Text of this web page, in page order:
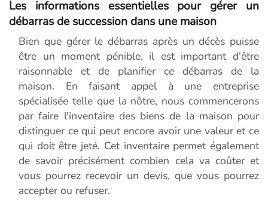
Les informations essentielles pour gérer un
débarras de succession dans une maison
Bien que gérer le débarras après un décès puisse
être un moment pénible, il est important d'être
raisonnable et de planifier ce débarras de la
maison. En faisant appel à une entreprise
spécialisée telle que la nôtre, nous commencerons
par faire l'inventaire des biens de la maison pour
distinguer ce qui peut encore avoir une valeur et ce
qui doit être jeté. Cet inventaire permet également
de savoir précisément combien cela va coûter et
vous pourrez recevoir un devis, que vous pourrez
accepter ou refuser.